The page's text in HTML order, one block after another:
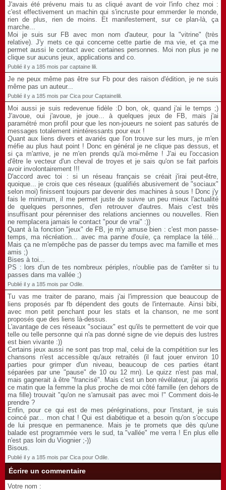
J'avais été prévenu mais tu as cliqué avant de voir l'info chez moi :
c'est effectivement un machin qui s'incruste pour emmerder le monde,
rien de plus, rien de moins. Et manifestement, sur ce plan-là, ça
marche...
Moi je suis sur FB avec mon nom d'auteur, pour la "vitrine" (très
relative). J'y mets ce qui concerne cette partie de ma vie, et ça me
permet aussi le contact avec certaines personnes. Moi non plus je ne
clique sur aucuns jeux, applications and co.
Publié il y a 185 mois par captaine lili.
Je ne peux même pas être sur Fb pour des raison d'édition, je ne suis
même pas un auteur...
Publié il y a 185 mois par Cica pour Captainelili.
Moi aussi je suis redevenue fidèle :D bon, ok, quand j'ai le temps ;)
J'avoue, oui j'avoue, je joue... à quelques jeux de FB, mais j'ai
paramétré mon profil pour que les non-joueurs ne soient pas saturés de
messages totalement inintéressants pour eux !
Quant aux liens divers et avariés que l'on trouve sur les murs, je m'en
méfie au plus haut point ! Donc en général je ne clique pas dessus, et
si ça m'arrive, je ne m'en prends qu'à moi-même ! J'ai eu l'occasion
d'être le vecteur d'un cheval de troyes et je sais qu'on se fait parfois
avoir involontairement !!!
D'accord avec toi : si un réseau français se créait j'irai peut-être,
quoique... je crois que ces réseaux (qualifiés abusivement de "sociaux"
selon moi) finissent toujours par devenir des machines à sous ! Donc j'y
fais le minimum, il me permet juste de suivre un peu mieux l'actualité
de quelques personnes, d'en retrouver d'autres. Mais c'est très
insuffisant pour pérenniser des relations anciennes ou nouvelles. Rien
ne remplacera jamais le contact "pour de vrai" :))
Quant à la fonction "jeux" de FB, je m'y amuse bien : c'est mon passe-
temps, ma récréation... avec ma panne d'ouïe, ça remplace la télé...
Mais ça ne m'empêche pas de passer du temps avec ma famille et mes
amis ;)
Bises à toi...
PS : lors d'un de tes nombreux périples, n'oublie pas de t'arrêter si tu
passes dans ma vallée ;)
Publié il y a 185 mois par Odile.
Tu vas me traiter de parano, mais j'ai l'impression que beaucoup de
liens proposés par fb dépendent des gouts de l'internaute. Ainsi bibi,
avec mon petit penchant pour les stats et la chanson, ne me sont
proposés que des liens là-dessus.
L'avantage de ces réseaux "sociaux" est qu'ils te permettent de voir que
telle ou telle personne qui n'a pas donné signe de vie depuis des lustres
est bien vivante :))
Certains jeux aussi ne sont pas trop mal, celui de la compétition sur les
chansons n'est accessible qu'aux retraités (il faut jouer environ 10
parties pour grimper d'un niveau, beaucoup de ces parties étant
séparées par une "pause" de 10 ou 12 mn). Le quizz n'est pas mal,
mais gagnerait à être "francisé". Mais c'est un bon révélateur, j'ai appris
ce matin que la femme la plus proche de moi côté famille (en dehors de
ma fille) trouvait "qu'on ne s'amusait pas avec moi !" Comment dois-le
prendre ?
Enfin, pour ce qui est de mes pérégrinations, pour l'instant, je suis
coincé par... mon chat ! Qui est diabétique et a besoin qu'on s'occupe
de lui presque en permanence. Mais je te promets que dès qu'une
balade est programmée vers le sud, ta "vallée" me verra ! En plus elle
n'est pas loin du Viognier ;-))
Bisous.
Publié il y a 185 mois par Cica pour Odile.
Écrire un commentaire
Votre nom :